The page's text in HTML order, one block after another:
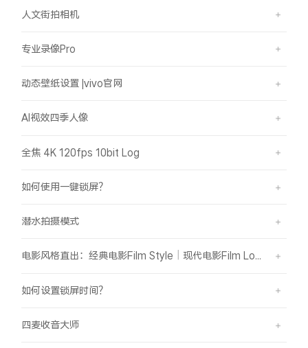
人文街拍相机
专业录像Pro
动态壁纸设置 |vivo官网
AI视效四季人像
全焦 4K 120fps 10bit Log
如何使用一键锁屏？
潜水拍摄模式
电影风格直出：经典电影Film Style｜现代电影Film Look
如何设置锁屏时间？
四麦收音大师